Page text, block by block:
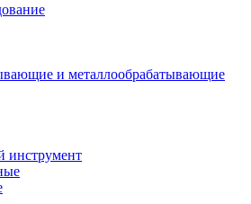
и металлообрабатывающие
инструмент